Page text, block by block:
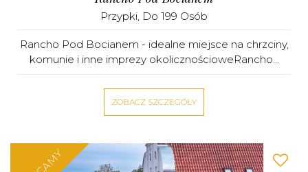
Przypki , Do 199 Osób
Rancho Pod Bocianem - idealne miejsce na chrzciny,
komunie i inne imprezy okolicznościoweRancho...
ZOBACZ SZCZEGÓŁY